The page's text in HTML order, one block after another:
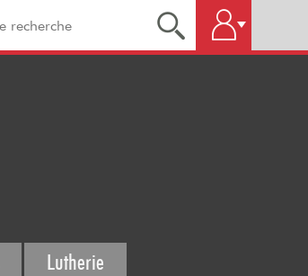
Lutherie